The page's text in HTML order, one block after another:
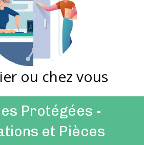
ou chez vous
Protégées -
et Pièces